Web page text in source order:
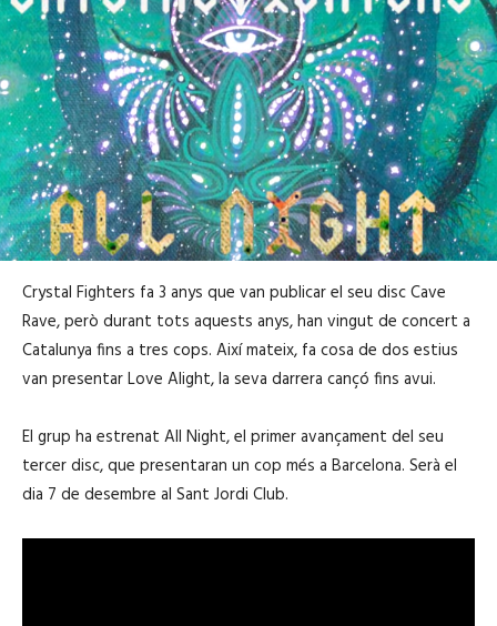
Crystal Fighters fa 3 anys que van publicar el seu disc Cave
Rave, però durant tots aquests anys, han vingut de concert a
Catalunya fins a tres cops. Així mateix, fa cosa de dos estius
van presentar Love Alight, la seva darrera cançó fins avui.
El grup ha estrenat All Night, el primer avançament del seu
tercer disc, que presentaran un cop més a Barcelona. Serà el
dia 7 de desembre al Sant Jordi Club.